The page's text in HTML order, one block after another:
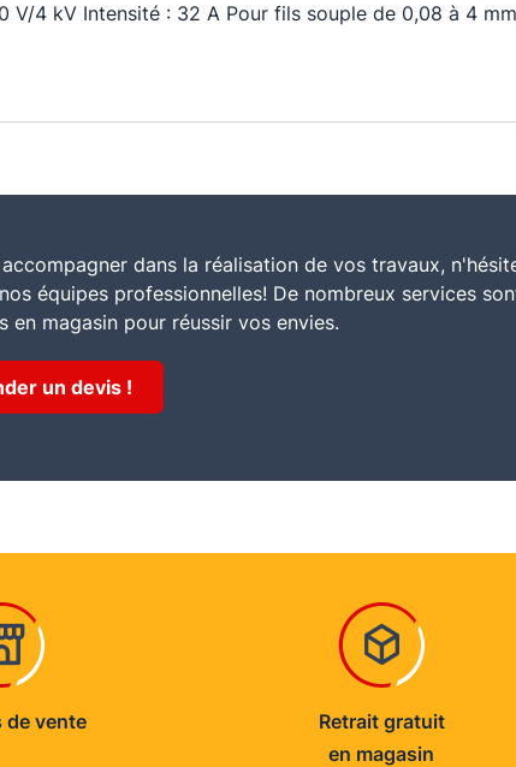
V/4 kV Intensité : 32 A Pour fils souple de 0,08 à 4
dans la réalisation de vos travaux,
équipes professionnelles! De nombreux services
en magasin pour réussir vos envies.
un devis !
de vente
Retrait gratuit
en magasin